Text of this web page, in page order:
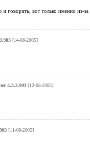
и говорить, вот только именно из-
[14-08-2005]
4.3.3.903[12-08-2005]
[11-08-2005]